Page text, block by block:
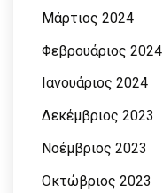
Μάρτιος 2024
Φεβρουάριος 2024
Ιανουάριος 2024
Δεκέμβριος 2023
Νοέμβριος 2023
Οκτώβριος 2023